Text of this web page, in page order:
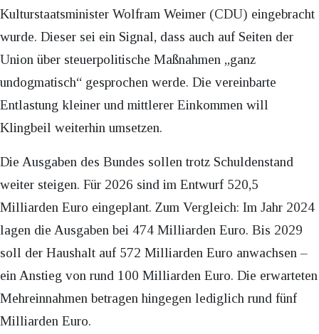
Kulturstaatsminister Wolfram Weimer (CDU) eingebracht
wurde. Dieser sei ein Signal, dass auch auf Seiten der
Union über steuerpolitische Maßnahmen „ganz
undogmatisch“ gesprochen werde. Die vereinbarte
Entlastung kleiner und mittlerer Einkommen will
Klingbeil weiterhin umsetzen.
Die Ausgaben des Bundes sollen trotz Schuldenstand
weiter steigen. Für 2026 sind im Entwurf 520,5
Milliarden Euro eingeplant. Zum Vergleich: Im Jahr 2024
lagen die Ausgaben bei 474 Milliarden Euro. Bis 2029
soll der Haushalt auf 572 Milliarden Euro anwachsen –
ein Anstieg von rund 100 Milliarden Euro. Die erwarteten
Mehreinnahmen betragen hingegen lediglich rund fünf
Milliarden Euro.